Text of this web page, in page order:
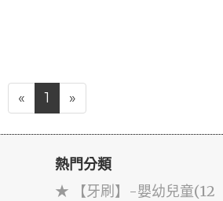
« 1 »
熱門分類
★ 【牙刷】-嬰幼兒童(12